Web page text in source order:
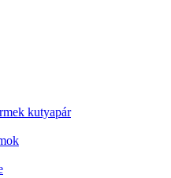
kutyapár